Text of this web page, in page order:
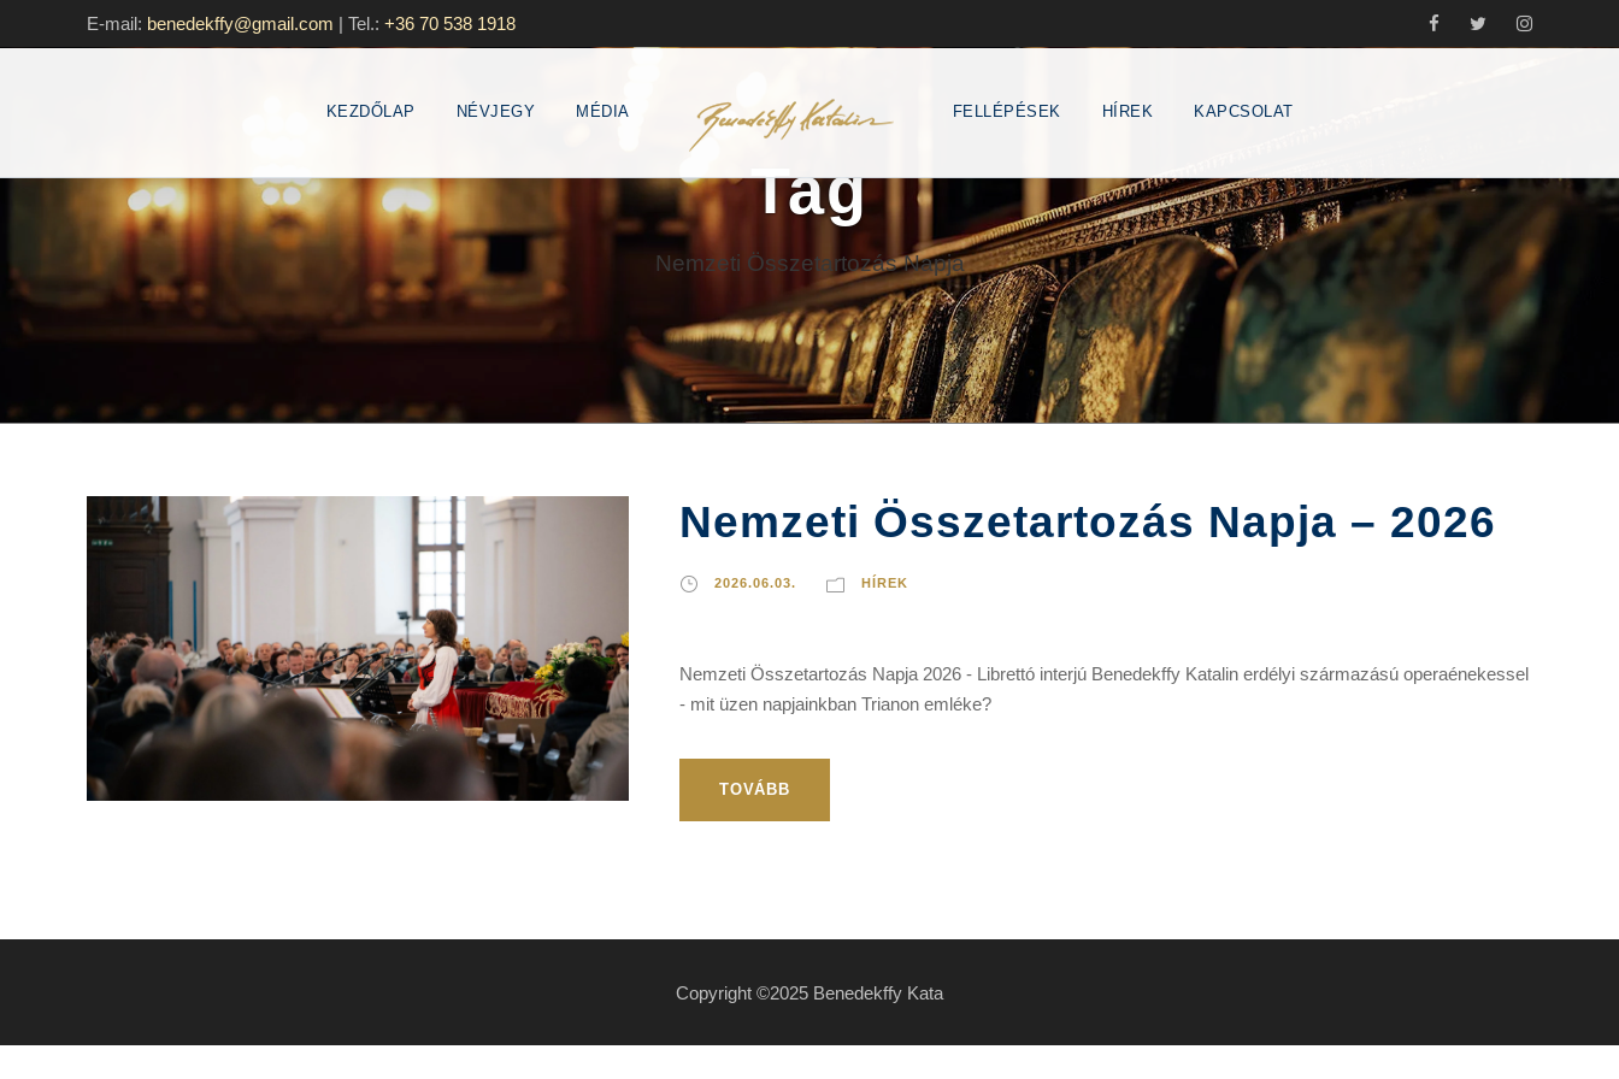
E-mail: benedekffy@gmail.com | Tel.: +36 70 538 1918
KEZDŐLAP NÉVJEGY MÉDIA FELLÉPÉSEK HÍREK KAPCSOLAT
Tag
Nemzeti Összetartozás Napja
Nemzeti Összetartozás Napja – 2026
2026.06.03. HÍREK
Nemzeti Összetartozás Napja 2026 - Librettó interjú Benedekffy Katalin erdélyi származású operaénekessel
- mit üzen napjainkban Trianon emléke?
TOVÁBB
Copyright ©2025 Benedekffy Kata